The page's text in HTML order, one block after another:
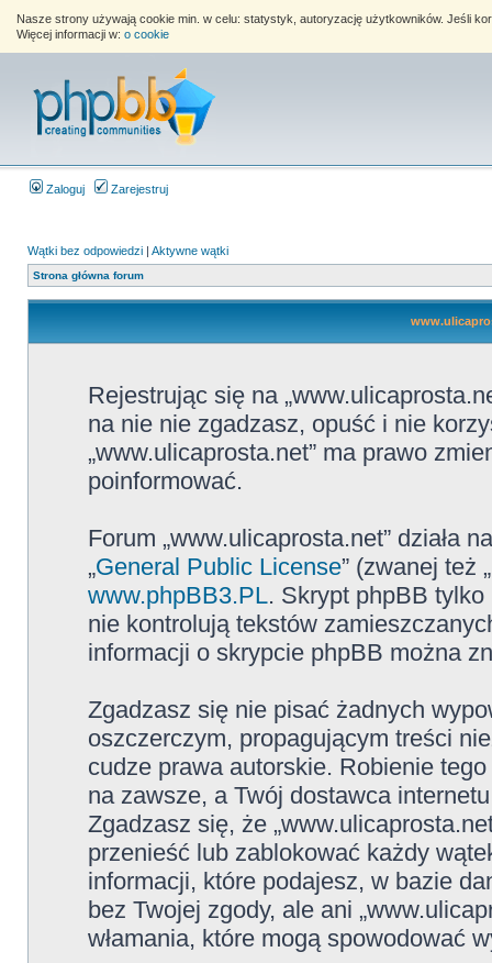
Nasze strony używają cookie min. w celu: statystyk, autoryzację użytkowników. Jeśli
Więcej informacji w: o cookie
Zaloguj Zarejestruj
Wątki bez odpowiedzi | Aktywne wątki
Strona główna forum
Rejestrując się na
na nie nie zgadzasz, opuść i nie
„www.ulicaprosta.net” ma prawo
poinformować.
Forum „www.ulicaprosta.net” działa
„General Public License” (zwanej też
www.phpBB3.PL. Skrypt phpBB tylko
nie kontrolują tekstów
informacji o skrypcie phpBB można
Zgadzasz się nie pisać żadnych
oszczerczym, propagującym treści
cudze prawa autorskie. Robienie
na zawsze, a Twój dostawca
Zgadzasz się, że
przenieść lub zablokować każdy
informacji, które podajesz, w bazie
bez Twojej zgody, ale ani
włamania, które mogą spowodować